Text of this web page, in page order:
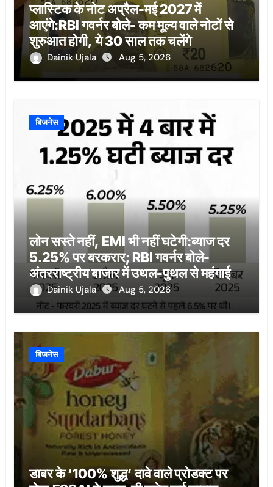
प्लास्टिक के नोट अप्रैल-मई 2027 में
आएंगे:RBI गवर्नर बोले- कम मूल्य वाले नोटों से
शुरुआत होगी, ये 30 साल तक चलेंगे
Dainik Ujala Aug 5, 2026
बिजनेस
लोन सस्ते नहीं, EMI भी नहीं घटेगी:ब्याज दर
5.25% पर बरकरार; RBI गवर्नर बोले-
अंतरराष्ट्रीय बाजार में उथल-पुथल से महंगाई
बढ़ीDainik Ujala Aug 5, 2026
बिजनेस
डाबर के ‘100% शुद्ध’ दावे वाले प्रोडक्ट पर